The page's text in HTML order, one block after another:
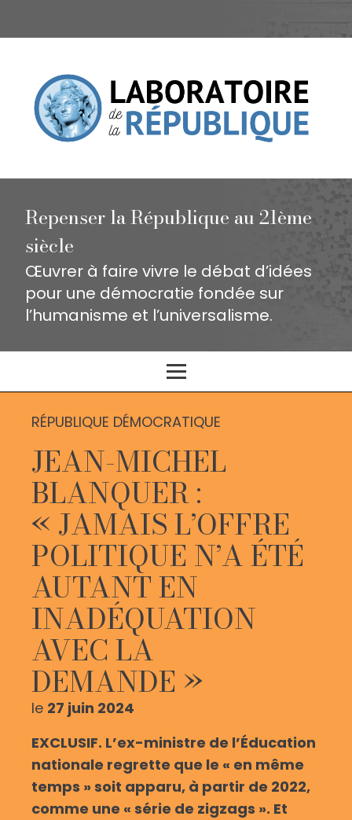
Repenser la République au 21ème
siècle
Œuvrer à faire vivre le débat d’idées
pour une démocratie fondée sur
l’humanisme et l’universalisme.
RÉPUBLIQUE DÉMOCRATIQUE
JEAN-MICHEL
BLANQUER :
« JAMAIS L’OFFRE
POLITIQUE N’A ÉTÉ
AUTANT EN
INADÉQUATION
AVEC LA
DEMANDE »
le 27 juin 2024
EXCLUSIF. L’ex-ministre de l’Éducation
nationale regrette que le « en même
temps » soit apparu, à partir de 2022,
comme une « série de zigzags ». Et